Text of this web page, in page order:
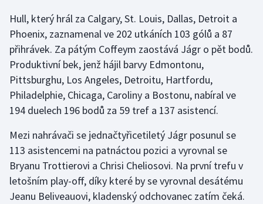
Házená
Jezdectví
Judo
Krasobruslení
Lezení
Lyže a snowboard
Moderní pětiboj
Hull, který hrál za Calgary, St. Louis, Dallas, Detroit a
Phoenix, zaznamenal ve 202 utkáních 103 gólů a 87
přihrávek. Za pátým Coffeym zaostává Jágr o pět bodů.
Produktivní bek, jenž hájil barvy Edmontonu,
Pittsburghu, Los Angeles, Detroitu, Hartfordu,
Philadelphie, Chicaga, Caroliny a Bostonu, nabíral ve
194 duelech 196 bodů za 59 tref a 137 asistencí.
Mezi nahrávači se jednačtyřicetiletý Jágr posunul se
113 asistencemi na patnáctou pozici a vyrovnal se
Bryanu Trottierovi a Chrisi Cheliosovi. Na první trefu v
letošním play-off, díky které by se vyrovnal desátému
Jeanu Beliveauovi, kladenský odchovanec zatím čeká.